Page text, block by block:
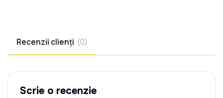
Recenzii clienți (0)
Scrie o recenzie